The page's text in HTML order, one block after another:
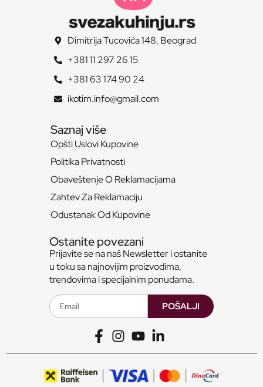
Dimitrija Tucovića 148, Beograd
+381 11 297 26 15
+381 63 174 90 24
ikotim.info@gmail.com
Saznaj više
Opšti Uslovi Kupovine
Politika Privatnosti
Obaveštenje O Reklamacijama
Zahtev Za Reklamaciju
Odustanak Od Kupovine
Ostanite povezani
Prijavite se na naš Newsletter i ostanite
u toku sa najnovijim proizvodima,
trendovima i specijalnim ponudama.
POŠALJI